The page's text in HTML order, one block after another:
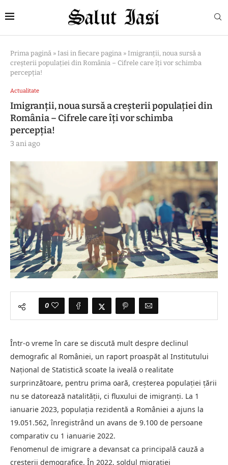
Prima pagină » Iasi in fiecare pagina » Imigranţii, noua sursă a
creşterii populaţiei din România – Cifrele care îți vor schimba
percepţia!
Actualitate
Imigranţii, noua sursă a creşterii populaţiei din
România – Cifrele care îți vor schimba
percepţia!
3 ani ago
0
Într-o vreme în care se discută mult despre declinul
demografic al României, un raport proaspăt al Institutului
Naţional de Statistică scoate la iveală o realitate
surprinzătoare, pentru prima oară, creşterea populaţiei ţării
nu se datorează natalităţii, ci fluxului de imigranţi. La 1
ianuarie 2023, populaţia rezidentă a României a ajuns la
19.051.562, înregistrând un avans de 9.100 de persoane
comparativ cu 1 ianuarie 2022.
Fenomenul de imigrare a devansat ca principală cauză a
creşterii demografice. În 2022, soldul migraţiei